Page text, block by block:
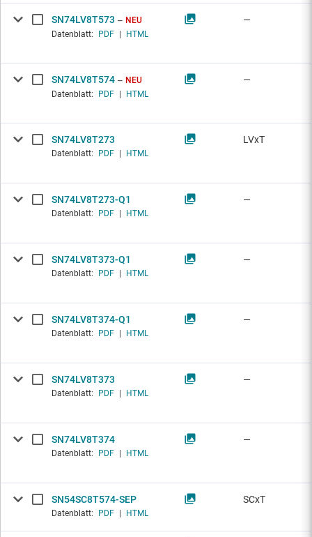
SN74LV8T573
NEU
Datenblatt:
PDF HTML
—
SN74LV8T574
NEU
Datenblatt:
PDF HTML
—
SN74LV8T273
Datenblatt: PDF HTML
LVxT
SN74LV8T273-Q1
Datenblatt: PDF HTML
—
SN74LV8T373-Q1
Datenblatt: PDF HTML
—
SN74LV8T374-Q1
Datenblatt: PDF HTML
—
SN74LV8T373
Datenblatt: PDF HTML
—
SN74LV8T374
Datenblatt: PDF HTML
—
SN54SC8T574-SEP
Datenblatt: PDF HTML
SCxT